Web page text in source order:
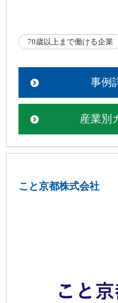
70歳以上まで働ける企業
事例
産業別
こと京都株式会社